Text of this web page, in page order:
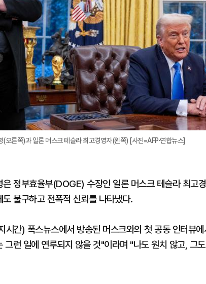
(오른쪽)과 일론 머스크 테슬라 최고경영자(왼쪽) [사진=AFP·연합뉴스]
은 정부효율부(DOGE) 수장인 일론 머스크 테슬라 최고
불구하고 전폭적 신뢰를 나타냈다.
시간) 폭스뉴스에서 방송된 머스크와의 첫 공동 인터뷰
런 일에 연루되지 않을 것"이라며 "나도 원치 않고, 그